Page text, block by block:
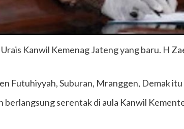
Kanwil Kemenag Jateng yang baru. H
Futuhiyyah, Suburan, Mranggen, Demak
serentak di aula Kanwil